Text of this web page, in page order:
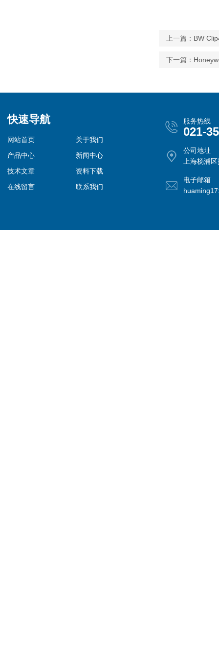
上一篇： BW
下一篇：
快速导航
网站首页
关于我们
产品中心
新闻中心
技术文章
资料下载
在线留言
联系我们
服务热线
021-
公司地址
上海杨浦
电子邮箱